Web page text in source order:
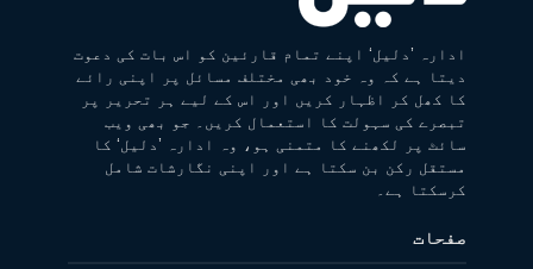
ادارہ ’دلیل‘ اپنے تمام قارئین کو اس بات کی دعوت
دیتا ہے کہ وہ خود بھی مختلف مسائل پر اپنی رائے
کا کھل کر اظہار کریں اور اس کے لیے ہر تحریر پر
تبصرے کی سہولت کا استعمال کریں۔ جو بھی ویب
سائٹ پر لکھنے کا متمنی ہو، وہ ادارہ ’دلیل‘ کا
مستقل رکن بن سکتا ہے اور اپنی نگارشات شامل
کرسکتا ہے۔
صفحات